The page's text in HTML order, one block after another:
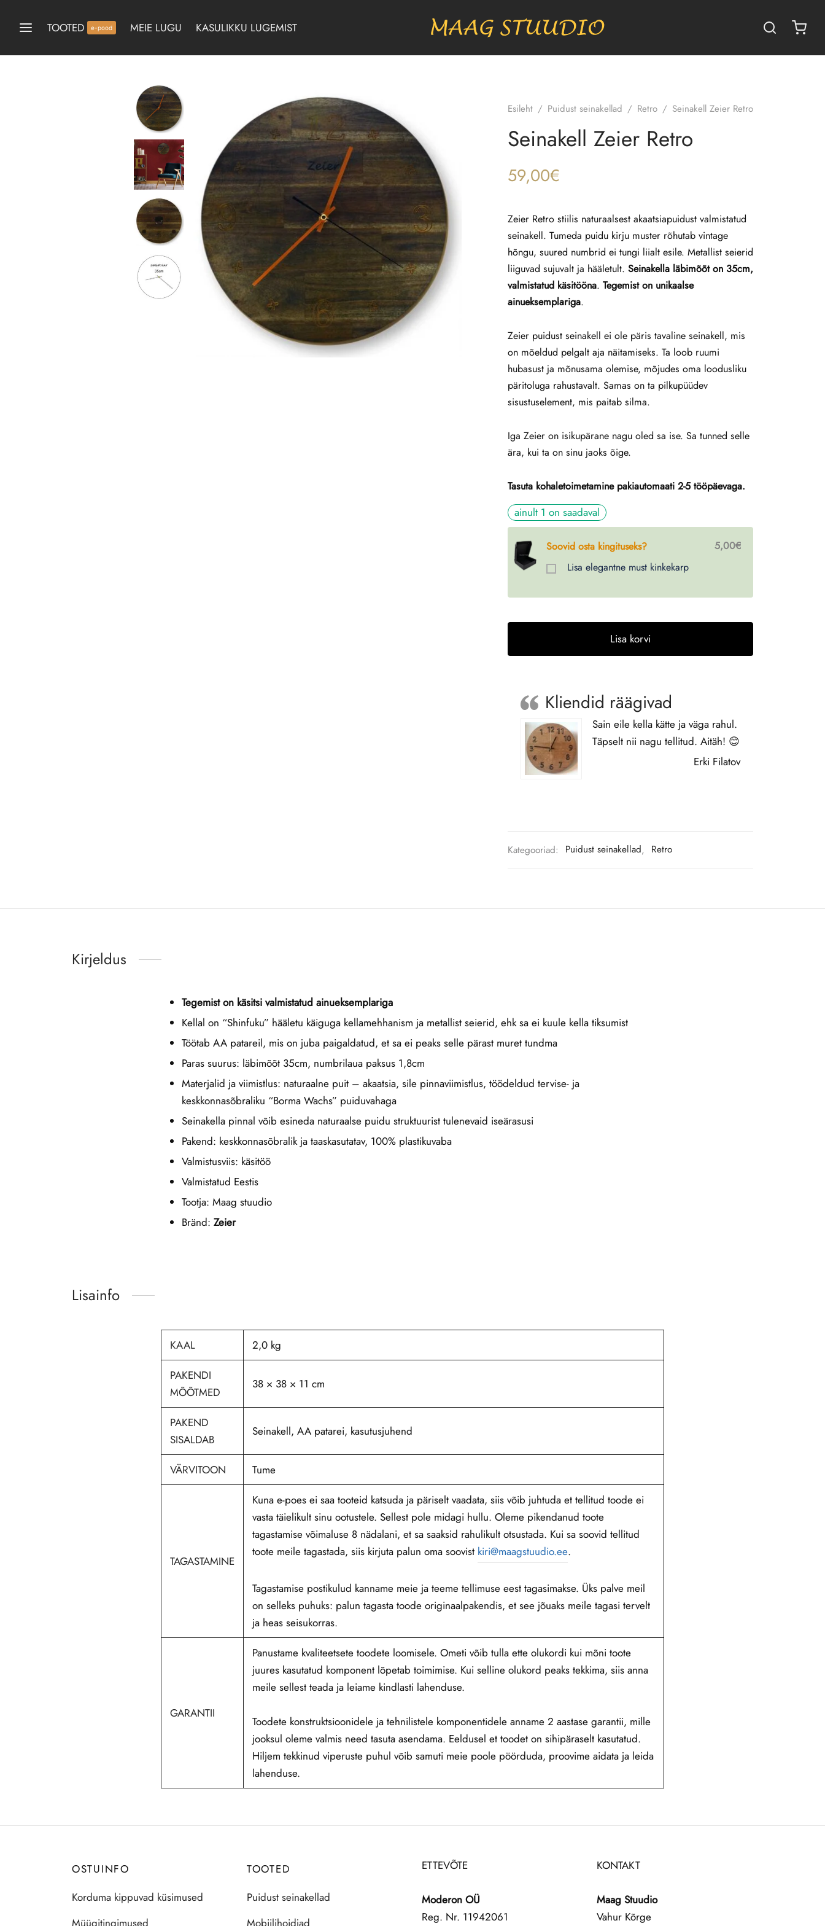
TOOTED e-pood MEIE LUGU KASULIKKU LUGEMIST
Esileht / Puidust seinakellad / Retro / Seinakell Zeier Retro
Seinakell Zeier Retro
59,00€
Zeier Retro stiilis naturaalsest akaatsiapuidust valmistatud
seinakell. Tumeda puidu kirju muster rõhutab vintage
hõngu, suured numbrid ei tungi liialt esile. Metallist seierid
liiguvad sujuvalt ja hääletult. Seinakella läbimõõt on 35cm,
valmistatud käsitööna. Tegemist on unikaalse
ainueksemplariga.
Zeier puidust seinakell ei ole päris tavaline seinakell, mis
on mõeldud pelgalt aja näitamiseks. Ta loob ruumi
hubasust ja mõnusama olemise, mõjudes oma loodusliku
päritoluga rahustavalt. Samas on ta pilkupüüdev
sisustuselement, mis paitab silma.
Iga Zeier on isikupärane nagu oled sa ise. Sa tunned selle
ära, kui ta on sinu jaoks õige.
Tasuta kohaletoimetamine pakiautomaati 2-5 tööpäevaga.
ainult 1 on saadaval
Soovid osta kingituseks?
Lisa elegantne must kinkekarp
5,00€
Lisa korvi
Kliendid räägivad
Sain eile kella kätte ja väga rahul.
Täpselt nii nagu tellitud. Aitäh! 😊
Erki Filatov
Kategooriad: Puidust seinakellad, Retro
Kirjeldus
Tegemist on käsitsi valmistatud ainueksemplariga
Kellal on “Shinfuku” hääletu käiguga kellamehhanism ja metallist seierid, ehk sa ei kuule kella tiksumist
Töötab AA patareil, mis on juba paigaldatud, et sa ei peaks selle pärast muret tundma
Paras suurus: läbimõõt 35cm, numbrilaua paksus 1,8cm
Materjalid ja viimistlus: naturaalne puit – akaatsia, sile pinnaviimistlus, töödeldud tervise- ja
keskkonnasõbraliku “Borma Wachs” puiduvahaga
Seinakella pinnal võib esineda naturaalse puidu struktuurist tulenevaid iseärasusi
Pakend: keskkonnasõbralik ja taaskasutatav, 100% plastikuvaba
Valmistusviis: käsitöö
Valmistatud Eestis
Tootja: Maag stuudio
Bränd: Zeier
Lisainfo
KAAL 2,0 kg
PAKENDI
MÕÕTMED
38 × 38 × 11 cm
PAKEND
SISALDAB
Seinakell, AA patarei, kasutusjuhend
VÄRVITOON Tume
TAGASTAMINE
Kuna e-poes ei saa tooteid katsuda ja päriselt vaadata, siis võib juhtuda et tellitud toode ei
vasta täielikult sinu ootustele. Sellest pole midagi hullu. Oleme pikendanud toote
tagastamise võimaluse 8 nädalani, et sa saaksid rahulikult otsustada. Kui sa soovid tellitud
toote meile tagastada, siis kirjuta palun oma soovist kiri@maagstuudio.ee.
Tagastamise postikulud kanname meie ja teeme tellimuse eest tagasimakse. Üks palve meil
on selleks puhuks: palun tagasta toode originaalpakendis, et see jõuaks meile tagasi tervelt
ja heas seisukorras.
GARANTII
Panustame kvaliteetsete toodete loomisele. Ometi võib tulla ette olukordi kui mõni toote
juures kasutatud komponent lõpetab toimimise. Kui selline olukord peaks tekkima, siis anna
meile sellest teada ja leiame kindlasti lahenduse.
Toodete konstruktsioonidele ja tehnilistele komponentidele anname 2 aastase garantii, mille
jooksul oleme valmis need tasuta asendama. Eeldusel et toodet on sihipäraselt kasutatud.
Hiljem tekkinud viperuste puhul võib samuti meie poole pöörduda, proovime aidata ja leida
lahenduse.
OSTUINFO
Korduma kippuvad küsimused
Müügitingimused
TOOTED
Puidust seinakellad
Mobiilihoidjad
ETTEVÕTE
Moderon OÜ
Reg. Nr. 11942061
KONTAKT
Maag Stuudio
Vahur Kõrge